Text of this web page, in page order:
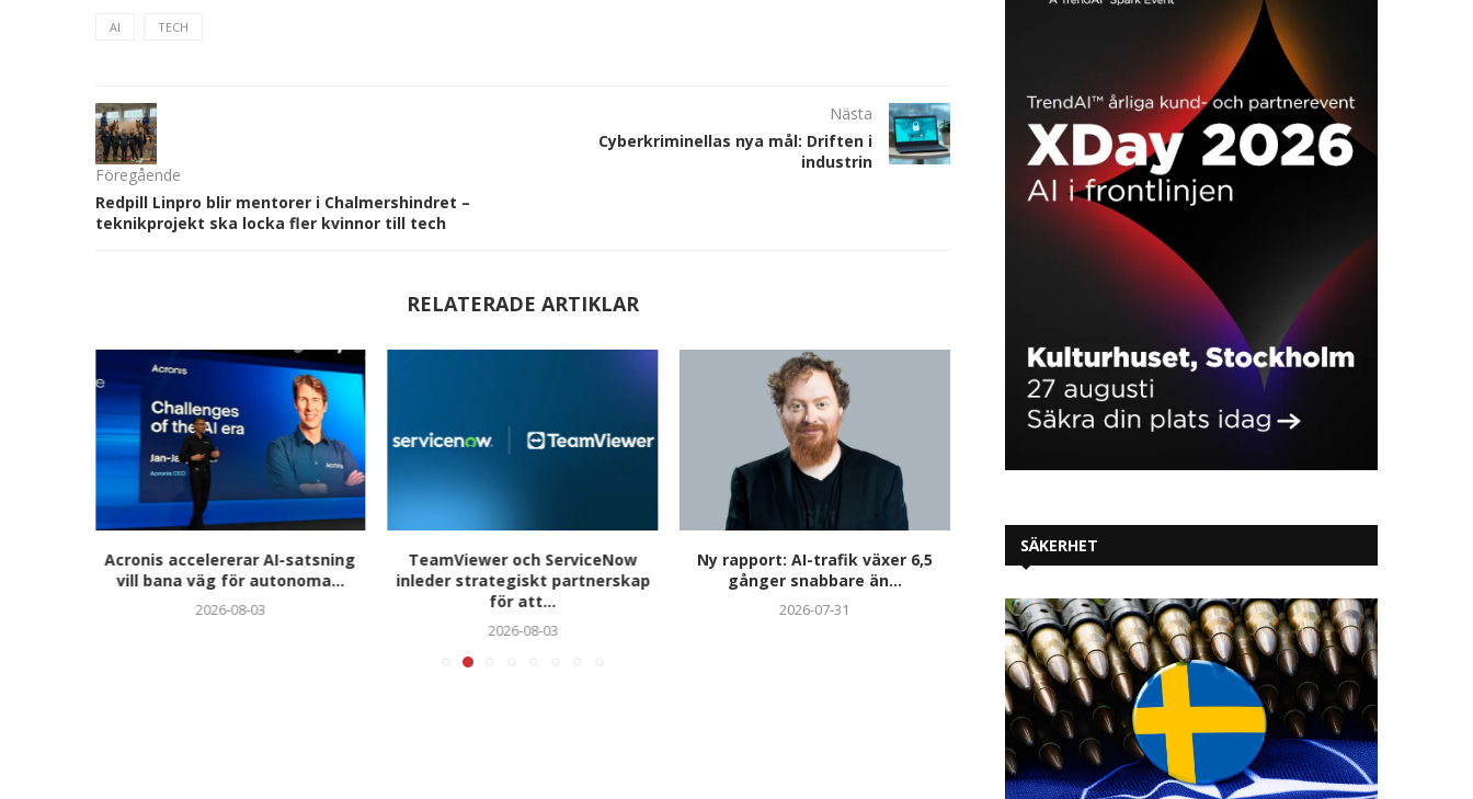
AI TECH
Föregående
Redpill Linpro blir mentorer i Chalmershindret –
teknikprojekt ska locka fler kvinnor till tech
Nästa
Cyberkriminellas nya mål: Driften i
industrin
RELATERADE ARTIKLAR
Acronis accelererar AI-satsning
vill bana väg för autonoma...
2026-08-03
TeamViewer och ServiceNow
inleder strategiskt partnerskap
för att...
2026-08-03
Ny rapport: AI-trafik växer 6,5
gånger snabbare än...
2026-07-31
AI-arbetsflöden för halvledar-
och...
2026-07-31
2026-07-31
SÄKERHET